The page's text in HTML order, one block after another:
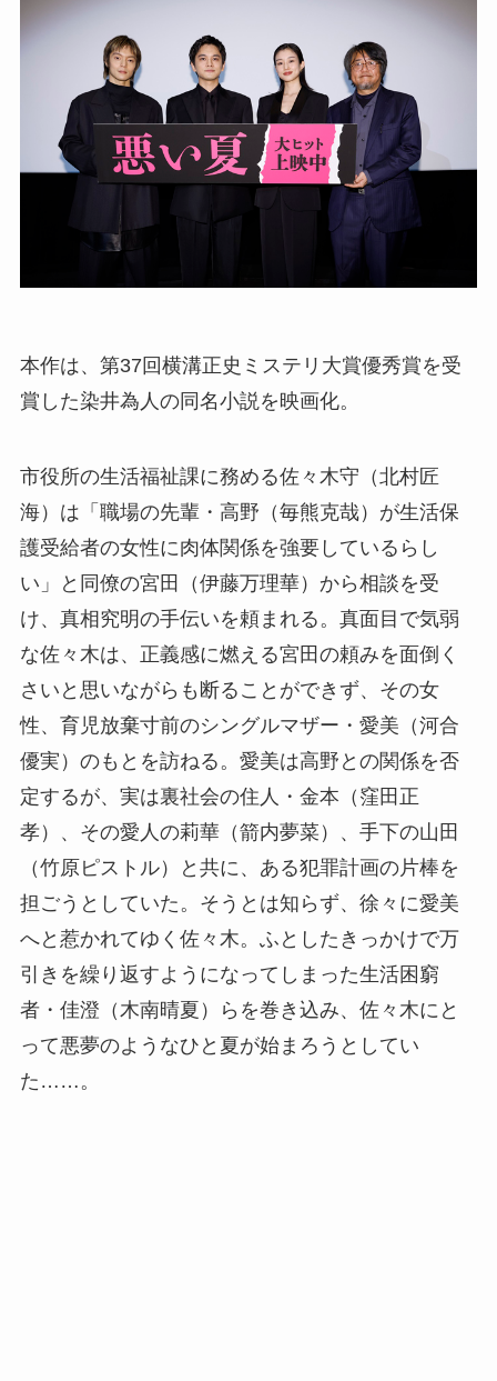
本作は、第37回横溝正史ミステリ大賞優秀賞を受
賞した染井為人の同名小説を映画化。
市役所の生活福祉課に務める佐々木守（北村匠
海）は「職場の先輩・高野（毎熊克哉）が生活保
護受給者の女性に肉体関係を強要しているらし
い」と同僚の宮田（伊藤万理華）から相談を受
け、真相究明の手伝いを頼まれる。真面目で気弱
な佐々木は、正義感に燃える宮田の頼みを面倒く
さいと思いながらも断ることができず、その女
性、育児放棄寸前のシングルマザー・愛美（河合
優実）のもとを訪ねる。愛美は高野との関係を否
定するが、実は裏社会の住人・金本（窪田正
孝）、その愛人の莉華（箭内夢菜）、手下の山田
（竹原ピストル）と共に、ある犯罪計画の片棒を
担ごうとしていた。そうとは知らず、徐々に愛美
へと惹かれてゆく佐々木。ふとしたきっかけで万
引きを繰り返すようになってしまった生活困窮
者・佳澄（木南晴夏）らを巻き込み、佐々木にと
って悪夢のようなひと夏が始まろうとしてい
た……。